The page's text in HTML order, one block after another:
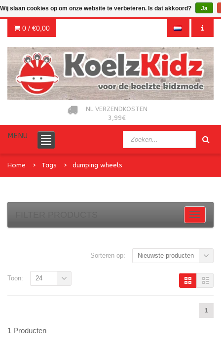
0 / €0,00
NL VERZENDKOSTEN
3,99€
MENU
Home Tags dumping wheels
Sorteren op: Nieuwste producten
1
Toon: 24
1 Producten
Wij slaan cookies op om onze website te verbeteren. Is dat akkoord? Ja